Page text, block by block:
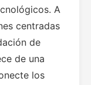
A
centradas
de
de una
los